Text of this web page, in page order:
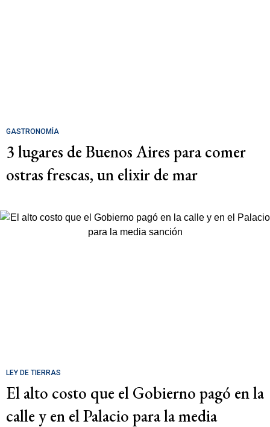
GASTRONOMÍA
3 lugares de Buenos Aires para comer
ostras frescas, un elixir de mar
LEY DE TIERRAS
El alto costo que el Gobierno pagó en la
calle y en el Palacio para la media